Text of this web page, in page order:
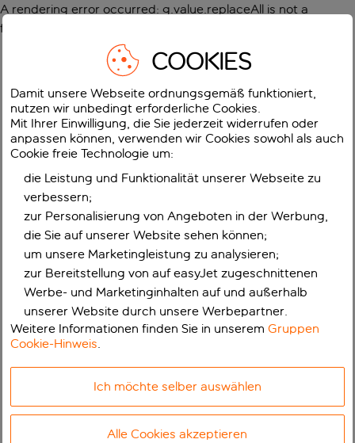
A rendering error occurred: g.value.replaceAll is not a
function
COOKIES
Damit unsere Webseite ordnungsgemäß funktioniert,
nutzen wir unbedingt erforderliche Cookies.
Mit Ihrer Einwilligung, die Sie jederzeit widerrufen oder
anpassen können, verwenden wir Cookies sowohl als auch
Cookie freie Technologie um:
die Leistung und Funktionalität unserer Webseite zu
verbessern;
zur Personalisierung von Angeboten in der Werbung,
die Sie auf unserer Website sehen können;
um unsere Marketingleistung zu analysieren;
zur Bereitstellung von auf easyJet zugeschnittenen
Werbe- und Marketinginhalten auf und außerhalb
unserer Website durch unsere Werbepartner.
Weitere Informationen finden Sie in unseremGruppen
Cookie-Hinweis.
Ich möchte selber auswählen
Alle Cookies akzeptieren